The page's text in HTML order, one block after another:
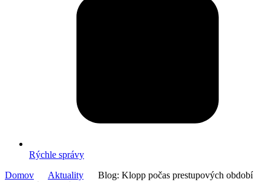
Rýchle správy
Domov
Aktuality
Blog: Klopp počas prestupových období